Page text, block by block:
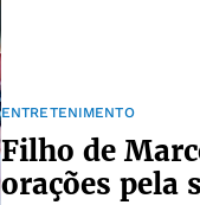
ENTRETENIMENTO
Filho de
orações pela